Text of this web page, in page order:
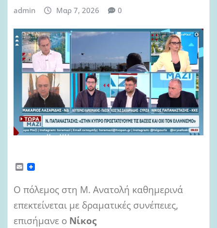
admin Μαρ 7, 2026 0
E
i
Ο πόλεμος στη Μ. Ανατολή καθημερινά
επεκτείνεται με δραματικές συνέπειες,
επισήμανε ο Νίκος